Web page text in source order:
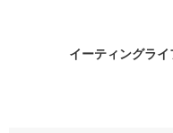
イーティングライ